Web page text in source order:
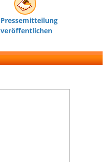
Pressemitteilung
veröffentlichen